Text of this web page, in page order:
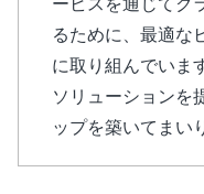
るために、最適な
に取り組んでいま
ソリューションを
ップを築いてまい